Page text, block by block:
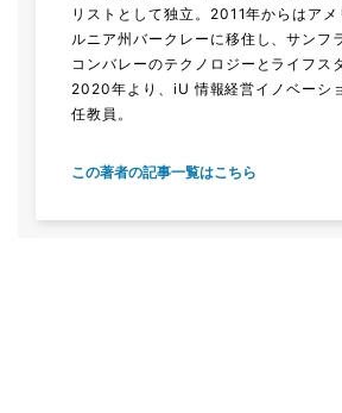
リストとして独立。2011年からはアメ
ルニア州バークレーに移住し、サンフ
コンバレーのテクノロジーとライフス
2020年より、iU 情報経営イノベーシ
任教員。
この著者の記事一覧はこちら